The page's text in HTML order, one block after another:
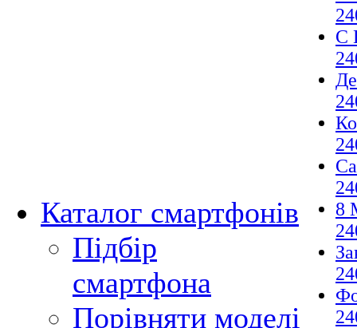
Каталог смартфонів
Підбір
смартфона
Порівняти моделі
С
8